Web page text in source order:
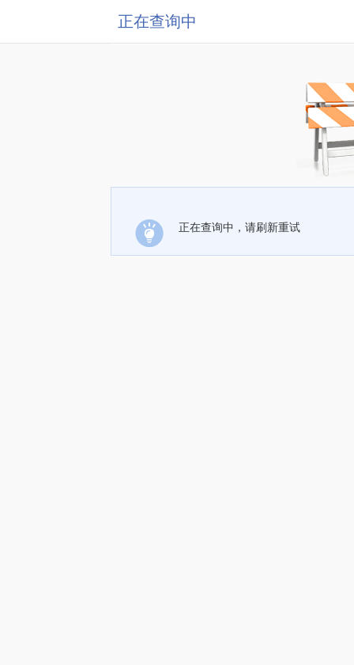
正在查询中
正在查询中，请刷新重试